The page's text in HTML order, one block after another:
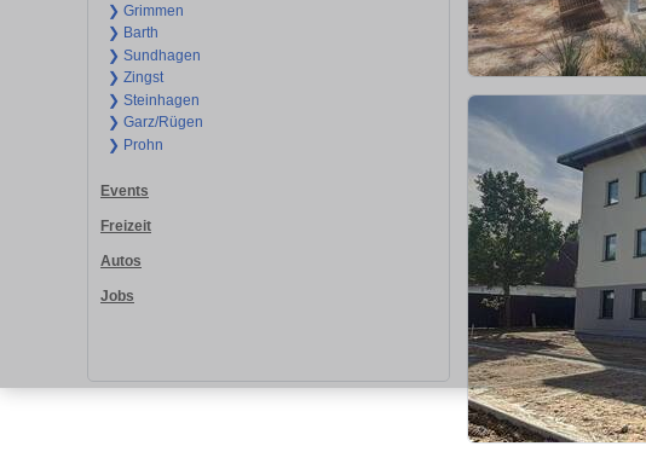
❯ Grimmen
❯ Barth
❯ Sundhagen
❯ Zingst
❯ Steinhagen
❯ Garz/Rügen
❯ Prohn
Events
Freizeit
Autos
Jobs